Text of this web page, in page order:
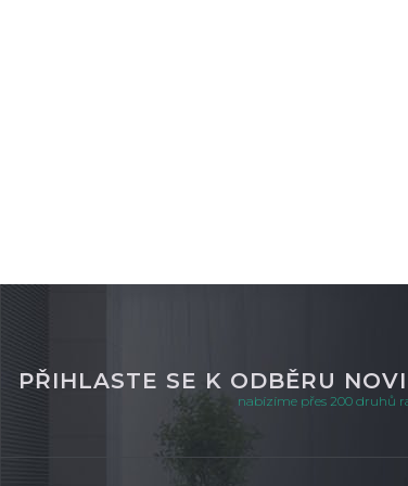
PŘIHLASTE SE K ODBĚRU
nabízíme přes 200 druhů